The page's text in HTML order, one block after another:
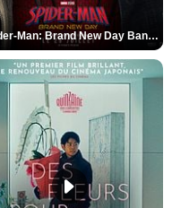
Spider-Man: Brand New Day Bande-annonce VO STFR